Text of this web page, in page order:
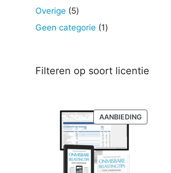
Overige 55
producten
Geen categorie 11
Filteren op soort licentie
AANBIEDINGPRODUCT
IN